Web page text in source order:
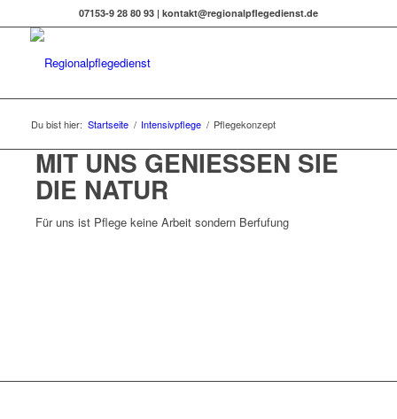
07153-9 28 80 93 | kontakt@regionalpflegedienst.de
Du bist hier: Startseite / Intensivpflege / Pflegekonzept
MIT UNS GENIESSEN SIE
DIE NATUR
Für uns ist Pflege keine Arbeit sondern Berfufung